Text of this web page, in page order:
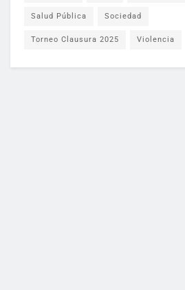
Salud Pública Sociedad
Torneo Clausura 2025 Violencia